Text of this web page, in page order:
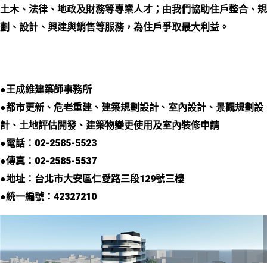
土木、法律、地政及財務等專業人才；由我們協助住戶整合、規
劃、設計、興建與銷售等服務，為住戶爭取最大利益。
●王成維建築師事務所
●都市更新、危老重建、建築規劃設計、室內設計、景觀規劃設
計、土地評估開發、建築物變更使用及室內裝修申請
●電話：02-2585-5523
●傳真：02-2585-5537
●地址：台北市大安區仁愛路三段129號三樓
●統一編號：42327210